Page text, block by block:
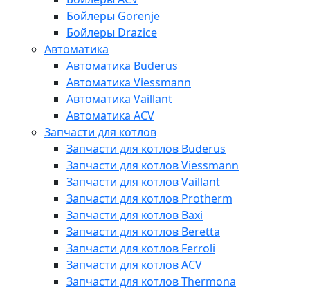
Бойлеры Gorenje
Бойлеры Drazice
Автоматика
Автоматика Buderus
Автоматика Viessmann
Автоматика Vaillant
Автоматика ACV
Запчасти для котлов
Запчасти для котлов Buderus
Запчасти для котлов Viessmann
Запчасти для котлов Vaillant
Запчасти для котлов Protherm
Запчасти для котлов Baxi
Запчасти для котлов Beretta
Запчасти для котлов Ferroli
Запчасти для котлов ACV
Запчасти для котлов Thermona